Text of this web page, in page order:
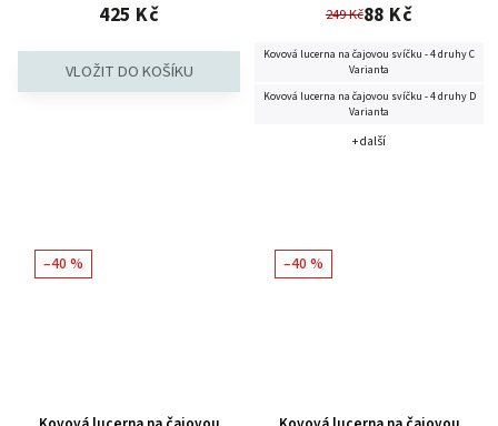
425 Kč
249 Kč88 Kč
Kovová lucerna na čajovou svíčku - 4 druhy C
Varianta
Kovová lucerna na čajovou svíčku - 4 druhy D
Varianta
+ další
–40 % –40 %